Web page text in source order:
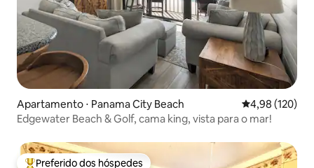
Apartamento ⋅ Panama City Beach 4,98 de uma
4,98 (120)
Edgewater Beach & Golf, cama king, vista para o mar!
Preferido dos hóspedes